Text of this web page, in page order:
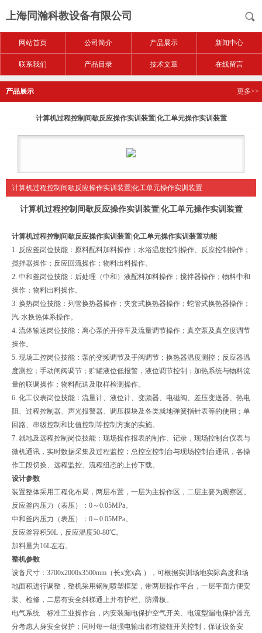
上海同瀚科教设备有限公司
网站首页 公司简介 产品展示 新闻中心
联系我们 产品目录 技术文章 在线留言
产品展示 更多>>
计算机过程控制间歇反应操作实训装置|化工单元操作实训装置
计算机过程控制间歇反应操作实训装置|化工单元操作实训装置
计算机过程控制间歇反应操作实训装置|化工单元操作实训装置
计算机过程控制间歇反应操作实训装置|化工单元操作实训装置功能
1. 反应釜岗位技能：原料配料加料操作；水浴温度控制操作、反应控制操作；
搅拌器操作；反应回流操作；物料出料操作。
2. 中和釜岗位技能：后处理（中和）液配料加料操作；搅拌器操作；物料中和
操作；物料出料操作。
3. 换热岗位技能：列管换热器操作；夹套式换热器操作；蛇管式换热器操作；
汽-水换热体系操作。
4. 流体输送岗位技能：离心泵的开停车及流量调节操作；真空泵及真空度调节
操作。
5. 现场工控岗位技能：泵的变频调节及手阀调节；换热器温度测控；反应器温
度测控；手动闸阀调节；贮罐液位低报警，液位调节控制；加热系统与物料流
量的联调操作；物料配送及取样检测操作。
6. 化工仪表岗位技能：流量计、液位计、变频器、电磁阀、差压变送器、热电
阻、过程控制器、声光报警器、调压模块及各类就地弹簧指针表等的使用；单
回路、串级控制和比值控制等控制方案的实施。
7. 就地及远程控制岗位技能：现场操作报表的制作、记录，现场控制台仪表与
微机通讯，实时数据采集及过程监控；总控室控制台与现场控制台通讯，各操
作工段切换、远程监控、流程组态的上传下载。
设计参数
装置整体采用工程化布局，两层布置，一层为主操作区，二层主要为观察区。
反应釜内压力（表压）：0～0.05MPa。
中和釜内压力（表压）：0～0.05MPa。
反应釜容积50L，反应温度50-80℃。
加料量为16L左右。
整机参数
设备尺寸：3700x2000x3500mm（长x宽x高 ），可根据实训场地实际高度和场
地面积进行调整，整机采用钢制喷塑框架，带两层操作平台，一层平面方便安
装、检修，二层有安全斜梯通上并有护栏、防滑板。
电气系统 标准工业操作台，内安装漏电保护空气开关、电流型漏电保护器充
分考虑人身安全保护；同时每一组强电输出都有旋钮开关控制，保证设备安